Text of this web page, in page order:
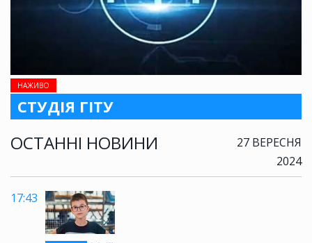
НАЖИВО
СТУДІЯ ГІТУ
ОСТАННІ НОВИНИ
27 ВЕРЕСНЯ
2024
17:43